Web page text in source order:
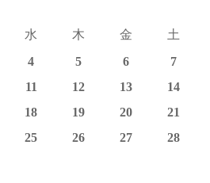
水 木 金
土
4 5 6
7
11 12 13
14
18 19 20
21
25 26 27
28